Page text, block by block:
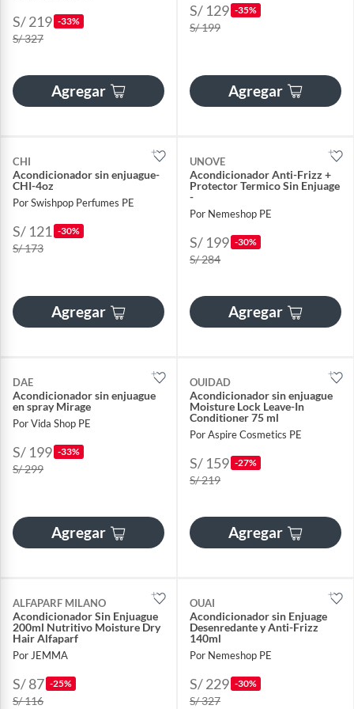
S/ 219 -33%
S/ 327
Agregar
S/ 129 -35%
S/ 199
Agregar
CHI
Acondicionador sin enjuague-
CHI-4oz
Por Swishpop Perfumes PE
S/ 121 -30%
S/ 173
Agregar
UNOVE
Acondicionador Anti-Frizz +
Protector Termico Sin Enjuage
-
Por Nemeshop PE
S/ 199 -30%
S/ 284
Agregar
DAE
Acondicionador sin enjuague
en spray Mirage
Por Vida Shop PE
S/ 199 -33%
S/ 299
Agregar
OUIDAD
Acondicionador sin enjuague
Moisture Lock Leave-In
Conditioner 75 ml
Por Aspire Cosmetics PE
S/ 159 -27%
S/ 219
Agregar
ALFAPARF MILANO
Acondicionador Sin Enjuague
200ml Nutritivo Moisture Dry
Hair Alfaparf
Por JEMMA
S/ 87 -25%
S/ 116
OUAI
Acondicionador sin Enjuage
Desenredante y Anti-Frizz
140ml
Por Nemeshop PE
S/ 229 -30%
S/ 327